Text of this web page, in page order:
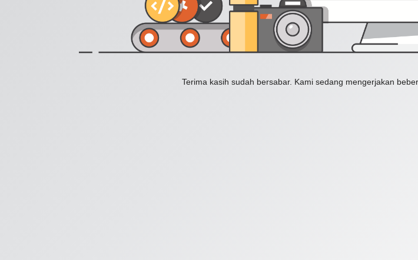
Terima kasih sudah bersabar. Kami sedang mengerjakan